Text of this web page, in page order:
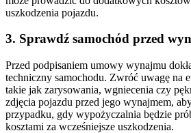
uszkodzenia pojazdu.
3. Sprawdź samochód przed
Przed podpisaniem umowy wynajmu
techniczny samochodu. Zwróć uwagę na
takie jak zarysowania, wgniecenia czy
zdjęcia pojazdu przed jego wynajmem,
przypadku, gdy wypożyczalnia będzie
kosztami za wcześniejsze uszkodzenia.